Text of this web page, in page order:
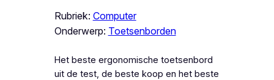
Rubriek: Computer
Onderwerp: Toetsenborden
Het beste ergonomische toetsenbord
uit de test, de beste koop en het beste